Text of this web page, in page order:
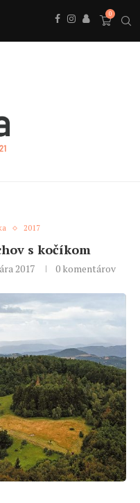
0
2017
s kočíkom
2017 0 komentárov